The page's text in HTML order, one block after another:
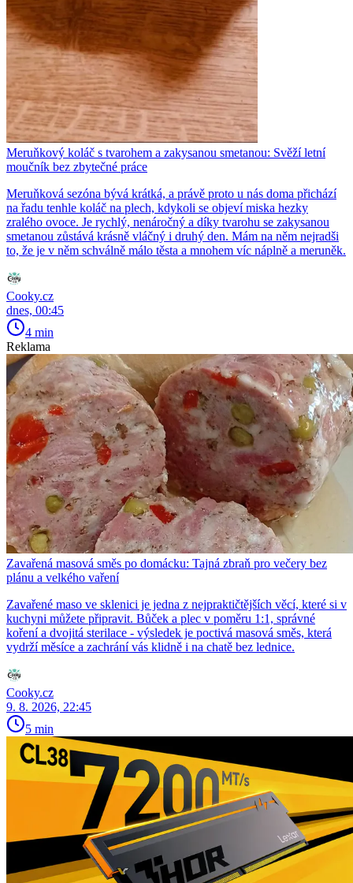
Meruňkový koláč s tvarohem a zakysanou smetanou: Svěží letní
moučník bez zbytečné práce
Meruňková sezóna bývá krátká, a právě proto u nás doma přichází
na řadu tenhle koláč na plech, kdykoli se objeví miska hezky
zralého ovoce. Je rychlý, nenáročný a díky tvarohu se zakysanou
smetanou zůstává krásně vláčný i druhý den. Mám na něm nejradši
to, že je v něm schválně málo těsta a mnohem víc náplně a meruněk.
Cooky.cz
dnes, 00:45
4 min
Reklama
Zavařená masová směs po domácku: Tajná zbraň pro večery bez
plánu a velkého vaření
Zavařené maso ve sklenici je jedna z nejpraktičtějších věcí, které si v
kuchyni můžete připravit. Bůček a plec v poměru 1:1, správné
koření a dvojitá sterilace - výsledek je poctivá masová směs, která
vydrží měsíce a zachrání vás klidně i na chatě bez lednice.
Cooky.cz
9. 8. 2026, 22:45
5 min